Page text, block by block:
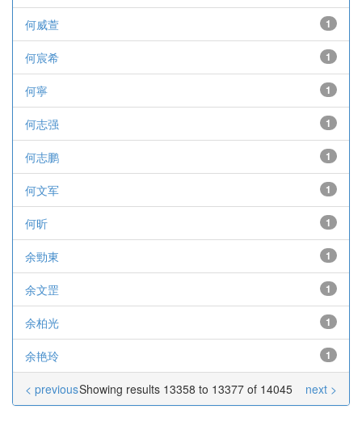
何威萱 1
何宸希 1
何寧 1
何志强 1
何志鹏 1
何文军 1
何昕 1
余勁東 1
余文罡 1
余柏光 1
余艳玲 1
Showing results 13358 to 13377 of 14045
< previous next >